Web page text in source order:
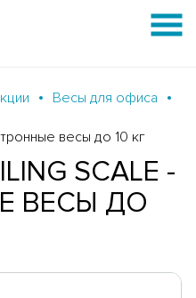
Весы для офиса
весы до 10 кг
SCALE -
ВЕСЫ ДО